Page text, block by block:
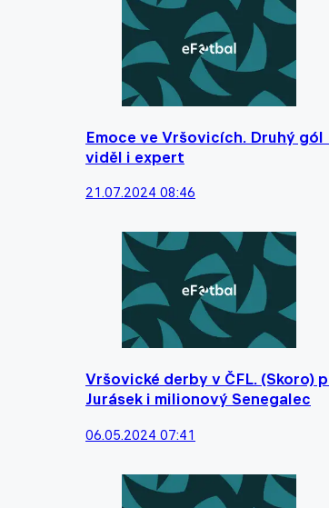
Emoce ve Vršovicích. Druhý
viděl i expert
21.07.2024 08:46
Vršovické derby v ČFL. (Skoro)
Jurásek i milionový Senegalec
06.05.2024 07:41